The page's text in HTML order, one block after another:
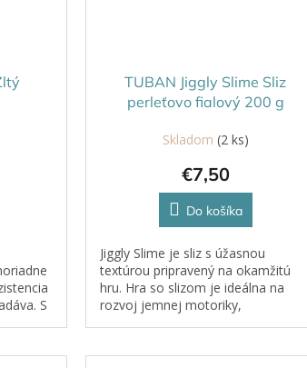
S
TUBAN Jiggly Slime Sliz
perleťovo fialový 200 g
Skladom (2 ks)
€7,50
Do košíka
Jiggly Slime je sliz s úžasnou
textúrou pripravený na okamžitú
hru. Hra so slizom je ideálna na
rozvoj jemnej motoriky,
naťahovať,...